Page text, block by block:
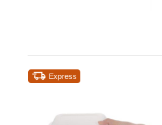
Express